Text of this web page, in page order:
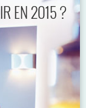
EN 2015 ?